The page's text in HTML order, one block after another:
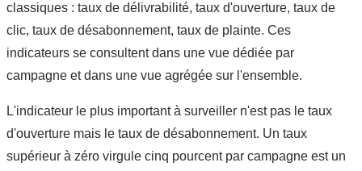
classiques : taux de délivrabilité, taux d'ouverture, taux de
clic, taux de désabonnement, taux de plainte. Ces
indicateurs se consultent dans une vue dédiée par
campagne et dans une vue agrégée sur l'ensemble.
L'indicateur le plus important à surveiller n'est pas le taux
d'ouverture mais le taux de désabonnement. Un taux
supérieur à zéro virgule cinq pourcent par campagne est un